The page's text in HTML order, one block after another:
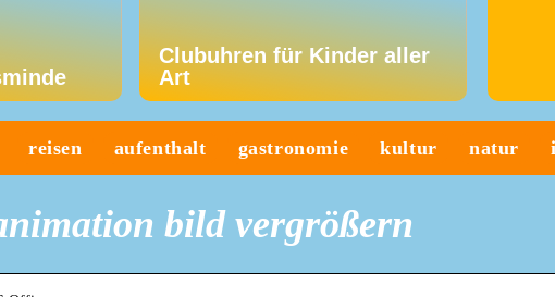
Clubuhren für Kinder aller
Art
reisen aufenthalt gastronomie kultur natur
bild vergrößern